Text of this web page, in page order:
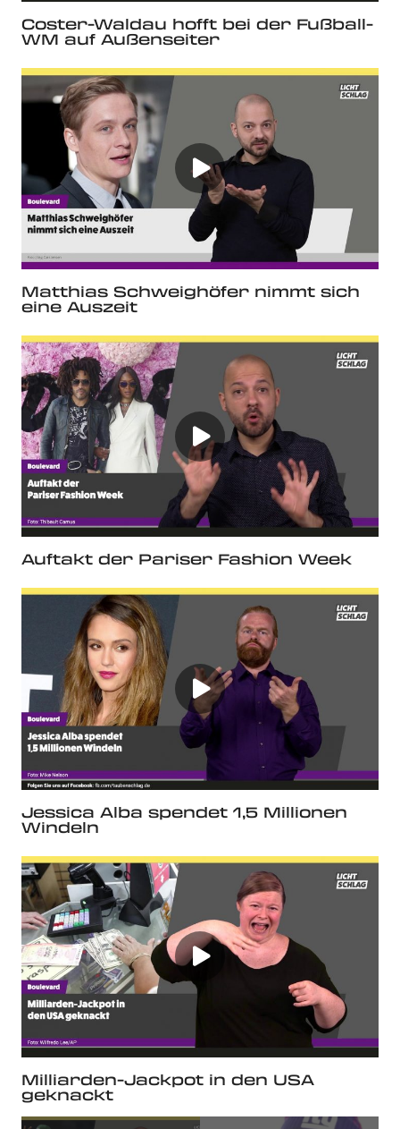
Coster-Waldau hofft bei der Fußball-
WM auf Außenseiter
Matthias Schweighöfer nimmt sich
eine Auszeit
Auftakt der Pariser Fashion Week
Jessica Alba spendet 1,5 Millionen
Windeln
Milliarden-Jackpot in den USA
geknackt